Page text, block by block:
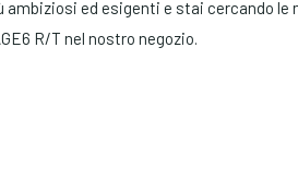
ambiziosi ed esigenti e stai cercando
R/T nel nostro negozio.